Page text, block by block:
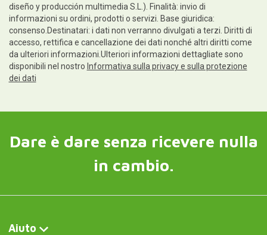
diseño y producción multimedia S.L.). Finalità: invio di
informazioni su ordini, prodotti o servizi. Base giuridica:
consenso.Destinatari: i dati non verranno divulgati a terzi. Diritti di
accesso, rettifica e cancellazione dei dati nonché altri diritti come
da ulteriori informazioni.Ulteriori informazioni dettagliate sono
disponibili nel nostro Informativa sulla privacy e sulla protezione
dei dati
Dare è dare senza ricevere nulla
in cambio.
Aiuto